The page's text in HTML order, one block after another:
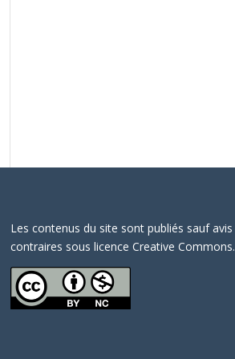
Les contenus du site sont publiés sauf avis
contraires sous licence Creative Commons.